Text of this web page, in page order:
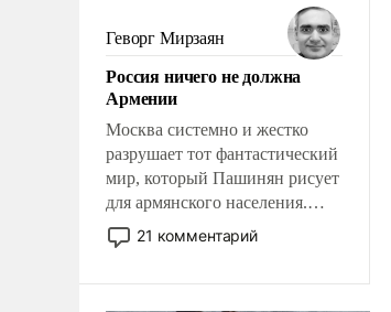
Сложившаяся ситуация
означает многолетний период
уязвимости США, например,
перед Китаем.
Геворг Мирзаян
Россия ничего не должна
Армении
Москва системно и жестко
разрушает тот фантастический
мир, который Пашинян рисует
для армянского населения.
Мир, где политические
прожекты будут безусловно
21 комментарий